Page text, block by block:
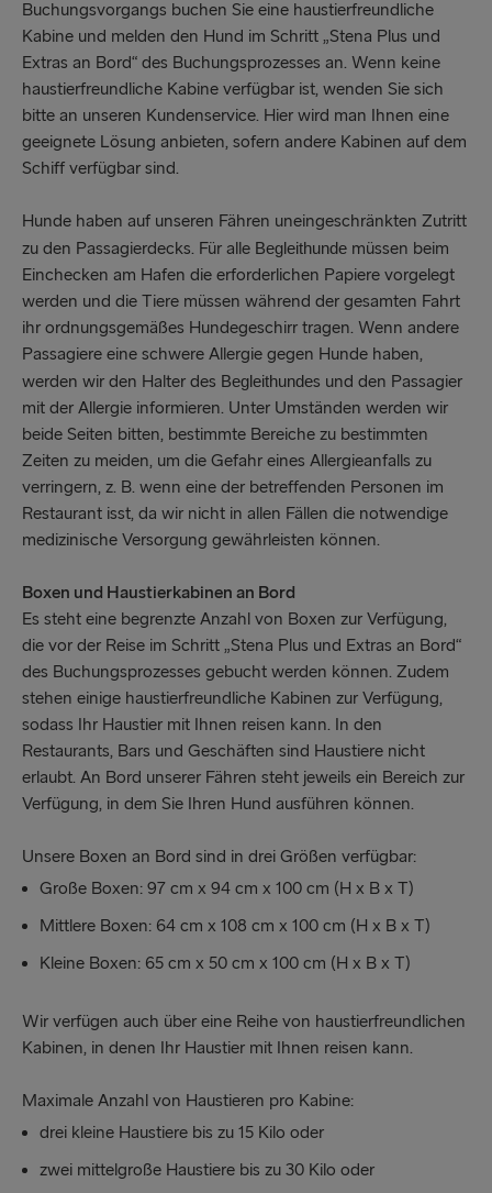
Buchungsvorgangs buchen Sie eine haustierfreundliche
Kabine und melden den Hund im Schritt „Stena Plus und
Extras an Bord“ des Buchungsprozesses an. Wenn keine
haustierfreundliche Kabine verfügbar ist, wenden Sie sich
bitte an unseren Kundenservice. Hier wird man Ihnen eine
geeignete Lösung anbieten, sofern andere Kabinen auf dem
Schiff verfügbar sind.
Hunde haben auf unseren Fähren uneingeschränkten Zutritt
zu den Passagierdecks. Für alle Begleithunde müssen beim
Einchecken am Hafen die erforderlichen Papiere vorgelegt
werden und die Tiere müssen während der gesamten Fahrt
ihr ordnungsgemäßes Hundegeschirr tragen. Wenn andere
Passagiere eine schwere Allergie gegen Hunde haben,
werden wir den Halter des Begleithundes und den Passagier
mit der Allergie informieren. Unter Umständen werden wir
beide Seiten bitten, bestimmte Bereiche zu bestimmten
Zeiten zu meiden, um die Gefahr eines Allergieanfalls zu
verringern, z. B. wenn eine der betreffenden Personen im
Restaurant isst, da wir nicht in allen Fällen die notwendige
medizinische Versorgung gewährleisten können.
Boxen und Haustierkabinen an Bord
Es steht eine begrenzte Anzahl von Boxen zur Verfügung,
die vor der Reise im Schritt „Stena Plus und Extras an Bord“
des Buchungsprozesses gebucht werden können. Zudem
stehen einige haustierfreundliche Kabinen zur Verfügung,
sodass Ihr Haustier mit Ihnen reisen kann. In den
Restaurants, Bars und Geschäften sind Haustiere nicht
erlaubt. An Bord unserer Fähren steht jeweils ein Bereich zur
Verfügung, in dem Sie Ihren Hund ausführen können.
Unsere Boxen an Bord sind in drei Größen verfügbar:
Große Boxen: 97 cm x 94 cm x 100 cm (H x B x T)
Mittlere Boxen: 64 cm x 108 cm x 100 cm (H x B x T)
Kleine Boxen: 65 cm x 50 cm x 100 cm (H x B x T)
Wir verfügen auch über eine Reihe von haustierfreundlichen
Kabinen, in denen Ihr Haustier mit Ihnen reisen kann.
Maximale Anzahl von Haustieren pro Kabine:
drei kleine Haustiere bis zu 15 Kilo oder
zwei mittelgroße Haustiere bis zu 30 Kilo oder